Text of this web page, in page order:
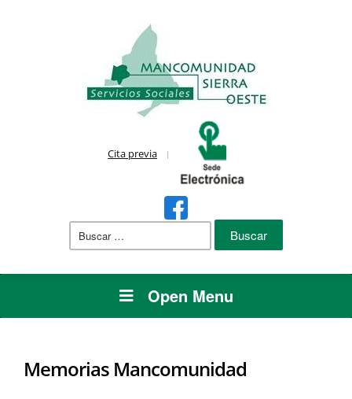
Cita previa
Buscar:
Open Menu
Memorias Mancomunidad